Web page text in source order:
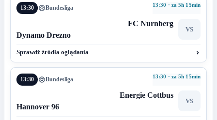
13:30 Bundesliga 13:30 · za 5h 15min
FC Nurnberg
VS
Dynamo Drezno
Sprawdź źródła oglądania
13:30 Bundesliga 13:30 · za 5h 15min
Energie Cottbus
VS
Hannover 96